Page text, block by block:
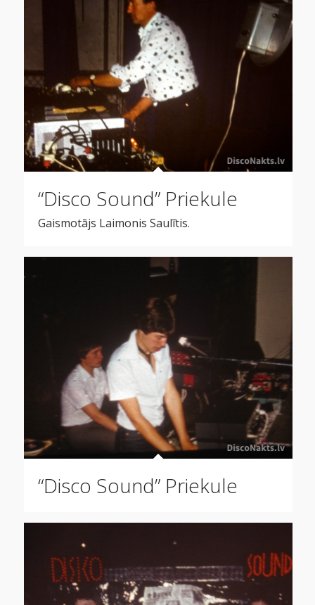
“Disco Sound” Priekule
Gaismotājs Laimonis Saulītis.
“Disco Sound” Priekule